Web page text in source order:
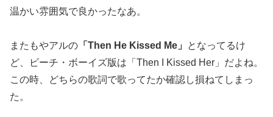
温かい雰囲気で良かったなあ。
またもやアルの 「Then He Kissed Me」
となってるけ
ど、ビーチ・ボーイズ版は「Then I Kissed Her」だよね。
この時、どちらの歌詞で歌ってたか確認し損ねてしまっ
た。